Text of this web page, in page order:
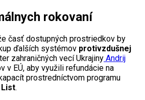
rokovaní
časť dostupných prostriedkov by
ďalších systémov protivzdušnej
zahraničných vecí Ukrajiny Andrij
v EÚ, aby využili refundácie na
prostredníctvom programu
.